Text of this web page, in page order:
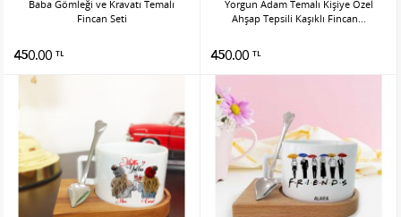
Baba Gömleği ve Kravatı Temalı
Fincan Seti
450.00 TL
Yorgun Adam Temalı Kişiye Özel
Ahşap Tepsili Kaşıklı Fincan...
450.00 TL